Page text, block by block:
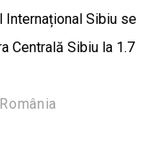
Internațional Sibiu se
Centrală Sibiu la 1.7